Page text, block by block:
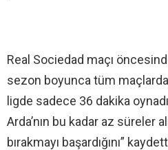
Real Sociedad maçı
sezon boyunca tüm maçlarda
ligde sadece 36 dakika
Arda’nın bu kadar az süreler
bırakmayı başardığını”